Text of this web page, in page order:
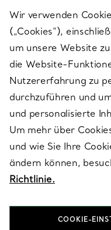
SERVICES
ÜBER TIFFANY & CO.
RECHTLICHE HINWEISE
FOLGEN SIE UNS
Wir verwenden
(„Cookies“),
um unsere Website
die Website-
Nutzererfahrung zu
durchzuführen und
und personalisierte
Um mehr über
und wie Sie Ihre
ändern können,
Richtlinie.
COOKIE-